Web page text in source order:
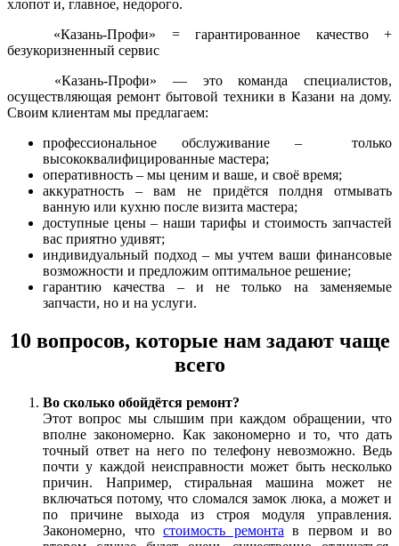
хлопот и, главное, недорого.
«Казань-Профи» = гарантированное качество +
безукоризненный сервис
«Казань-Профи» — это команда специалистов,
осуществляющая ремонт бытовой техники в Казани на дому.
Своим клиентам мы предлагаем:
профессиональное обслуживание – только
высококвалифицированные мастера;
оперативность – мы ценим и ваше, и своё время;
аккуратность – вам не придётся полдня отмывать
ванную или кухню после визита мастера;
доступные цены – наши тарифы и стоимость запчастей
вас приятно удивят;
индивидуальный подход – мы учтем ваши финансовые
возможности и предложим оптимальное решение;
гарантию качества – и не только на заменяемые
запчасти, но и на услуги.
10 вопросов, которые нам задают чаще
всего
Во сколько обойдётся ремонт?
Этот вопрос мы слышим при каждом обращении, что
вполне закономерно. Как закономерно и то, что дать
точный ответ на него по телефону невозможно. Ведь
почти у каждой неисправности может быть несколько
причин. Например, стиральная машина может не
включаться потому, что сломался замок люка, а может и
по причине выхода из строя модуля управления.
Закономерно, чтостоимость ремонта в первом и во